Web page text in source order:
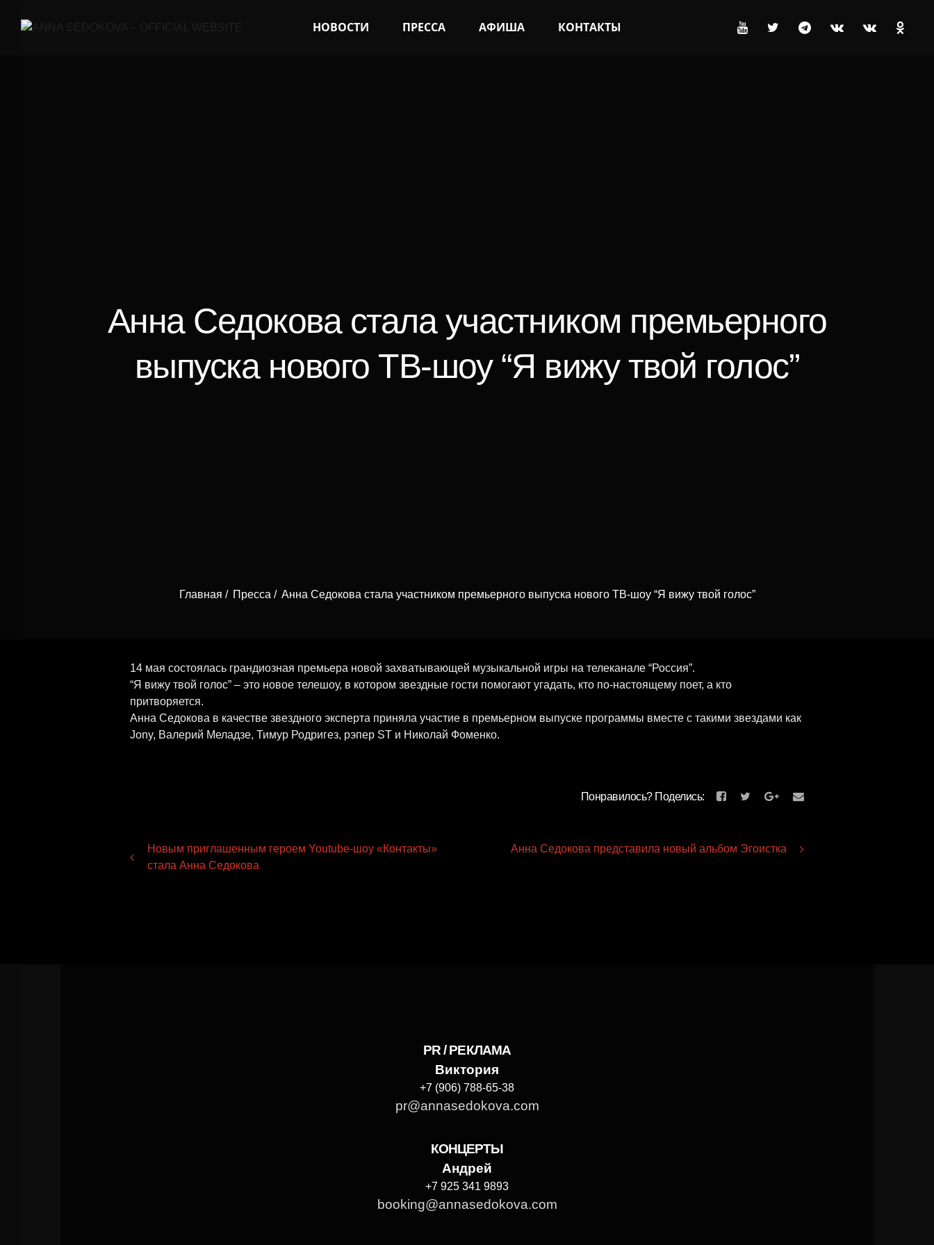
НОВОСТИ ПРЕССА АФИША КОНТАКТЫ
Анна Седокова стала участником премьерного
выпуска нового ТВ-шоу “Я вижу твой голос”
Главная Пресса Анна Седокова стала участником премьерного выпуска нового ТВ-шоу “Я вижу твой голос”
14 мая состоялась грандиозная премьера новой захватывающей музыкальной игры на телеканале “Россия”.
“Я вижу твой голос” – это новое телешоу, в котором звездные гости помогают угадать, кто по-настоящему поет, а кто
притворяется.
Анна Седокова в качестве звездного эксперта приняла участие в премьерном выпуске программы вместе с такими звездами как
Jony, Валерий Меладзе, Тимур Родригез, рэпер ST и Николай Фоменко.
Понравилось? Поделись:
Навигация
Новым приглашенным героем Youtube-шоу «Контакты»
стала Анна Седокова
Анна Седокова представила новый альбом Эгоистка
PR / РЕКЛАМА
Виктория
+7 (906) 788-65-38
pr@annasedokova.com
КОНЦЕРТЫ
Андрей
+7 925 341 9893
booking@annasedokova.com